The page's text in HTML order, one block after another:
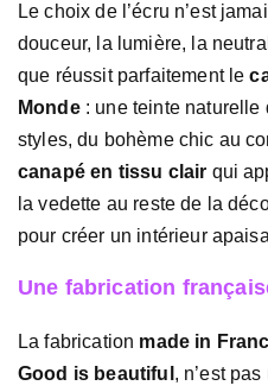
Le choix de l’écru n’est
douceur, la lumière, la
que réussit parfaitement le
Monde: une teinte naturelle
styles, du bohème chic au
canapé en tissu clair qui
la vedette au reste de la
pour créer un intérieur
Une fabrication
La fabrication made in
Good is beautiful , n’est